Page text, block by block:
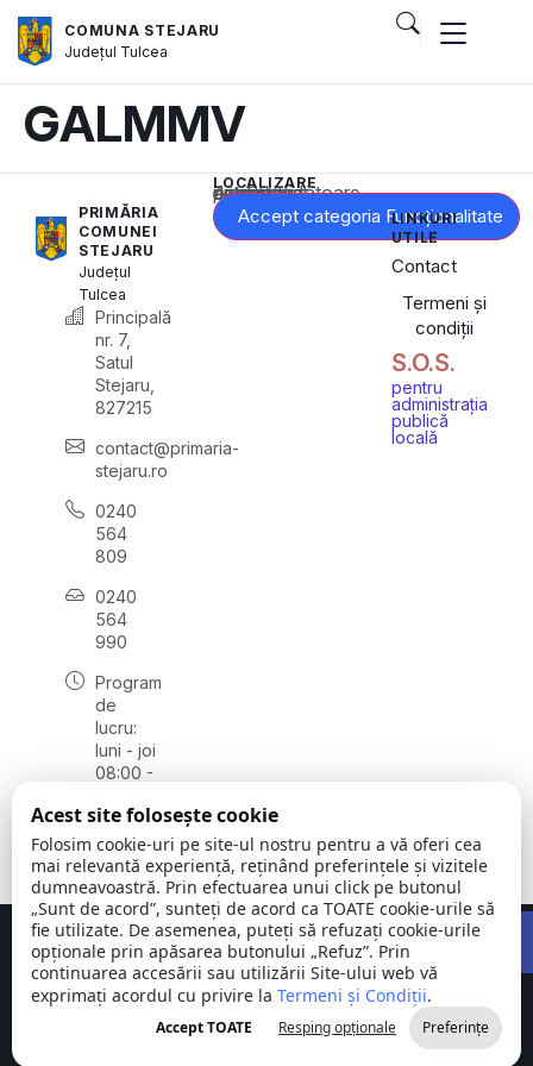
COMUNA STEJARU
Județul Tulcea
GALMMV
PRIMĂRIA
COMUNEI
STEJARU
Județul
Tulcea
Principală
nr. 7,
Satul
Stejaru,
827215
contact@primaria-
stejaru.ro
0240
564
809
0240
564
990
Program
de
lucru:
luni - joi
08:00 -
vineri
08:00 -
14:00
LOCALIZARE
Acest conținut este blocat până când acceptați categoria corespunzătoare de cookie-uri.
Accept categoria Funcționalitate
LINKURI
UTILE
Contact
Termeni și
condiții
S.O.S.
pentru
administrația
publică
locală
Comuna
Stejaru |
județul Tulcea
©
2026
Toate
drepturile
rezervate
Concept realizat deBig Media Relații Publice SRL
Acest site folosește cookie
Folosim cookie-uri pe site-ul nostru pentru a vă oferi cea
mai relevantă experiență, reținând preferințele și vizitele
dumneavoastră. Prin efectuarea unui click pe butonul
„Sunt de acord”, sunteți de acord ca TOATE cookie-urile să
fie utilizate. De asemenea, puteți să refuzați cookie-urile
opționale prin apăsarea butonului „Refuz”. Prin
continuarea accesării sau utilizării Site-ului web vă
exprimați acordul cu privire la Termeni și Condiții.
Accept TOATE Resping opționale Preferințe